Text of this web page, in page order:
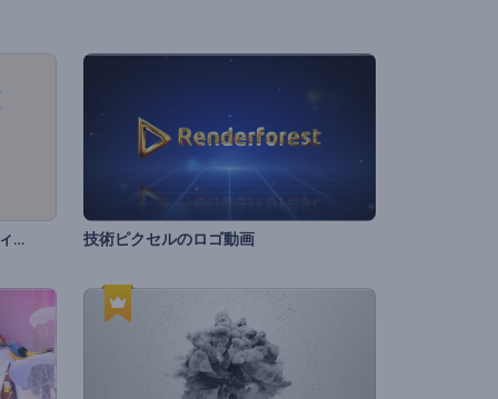
クリスマスのギフト用のグリーティングカード 技術ピクセルのロゴ動画